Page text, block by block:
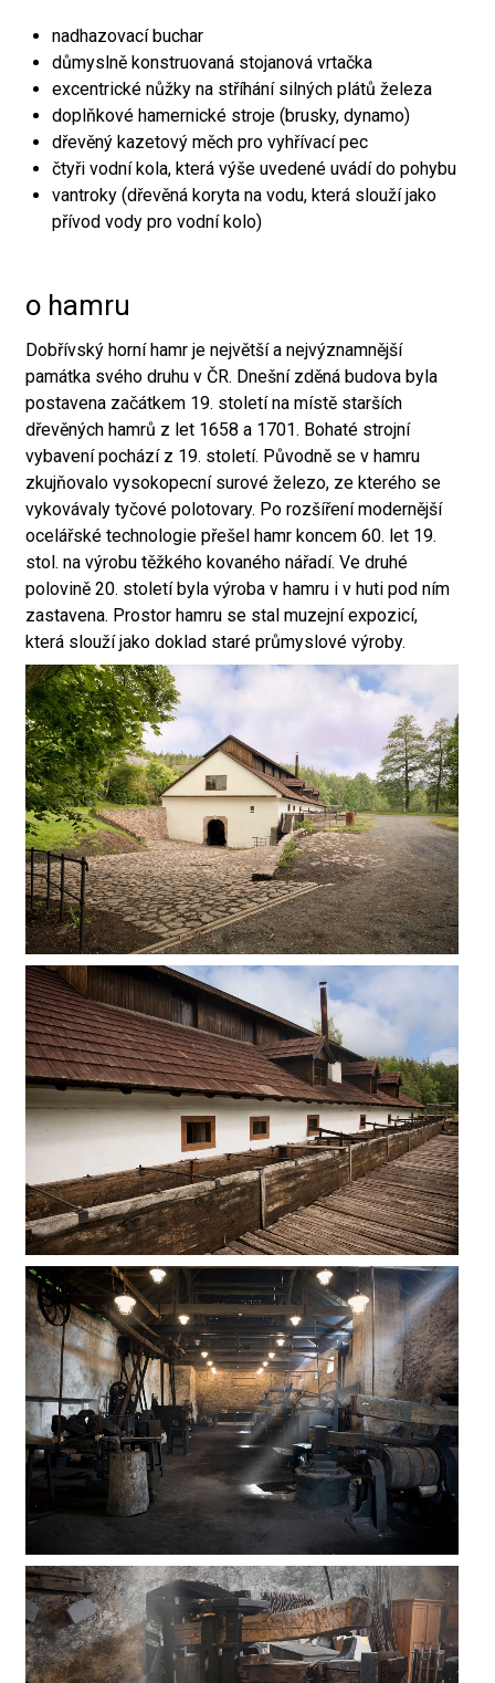
nadhazovací buchar
důmyslně konstruovaná stojanová vrtačka
excentrické nůžky na stříhání silných plátů železa
doplňkové hamernické stroje (brusky, dynamo)
dřevěný kazetový měch pro vyhřívací pec
čtyři vodní kola, která výše uvedené uvádí do pohybu
vantroky (dřevěná koryta na vodu, která slouží jako
přívod vody pro vodní kolo)
o hamru
Dobřívský horní hamr je největší a nejvýznamnější
památka svého druhu v ČR. Dnešní zděná budova byla
postavena začátkem 19. století na místě starších
dřevěných hamrů z let 1658 a 1701. Bohaté strojní
vybavení pochází z 19. století. Původně se v hamru
zkujňovalo vysokopecní surové železo, ze kterého se
vykovávaly tyčové polotovary. Po rozšíření modernější
ocelářské technologie přešel hamr koncem 60. let 19.
stol. na výrobu těžkého kovaného nářadí. Ve druhé
polovině 20. století byla výroba v hamru i v huti pod ním
zastavena. Prostor hamru se stal muzejní expozicí,
která slouží jako doklad staré průmyslové výroby.